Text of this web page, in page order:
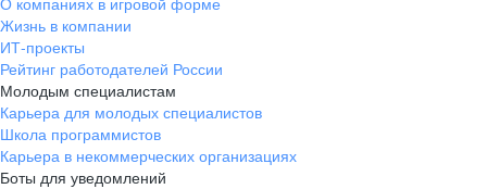
Жизнь в компании
ИТ-проекты
Рейтинг работодателей России
Молодым специалистам
Карьера для молодых специалистов
Школа программистов
Карьера в некоммерческих организациях
Боты для уведомлений